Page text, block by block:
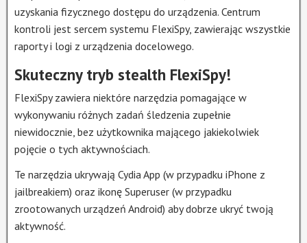
uzyskania fizycznego dostępu do urządzenia. Centrum
kontroli jest sercem systemu FlexiSpy, zawierając wszystkie
raporty i logi z urządzenia docelowego.
Skuteczny tryb stealth FlexiSpy!
FlexiSpy zawiera niektóre narzędzia pomagające w
wykonywaniu różnych zadań śledzenia zupełnie
niewidocznie, bez użytkownika mającego jakiekolwiek
pojęcie o tych aktywnościach.
Te narzędzia ukrywają Cydia App (w przypadku iPhone z
jailbreakiem) oraz ikonę Superuser (w przypadku
zrootowanych urządzeń Android) aby dobrze ukryć twoją
aktywność.